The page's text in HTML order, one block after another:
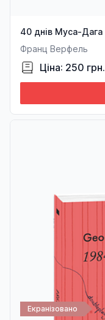
40 днів Муса-Дага
Франц Верфель
Ціна: 250 грн.
Екранізовано